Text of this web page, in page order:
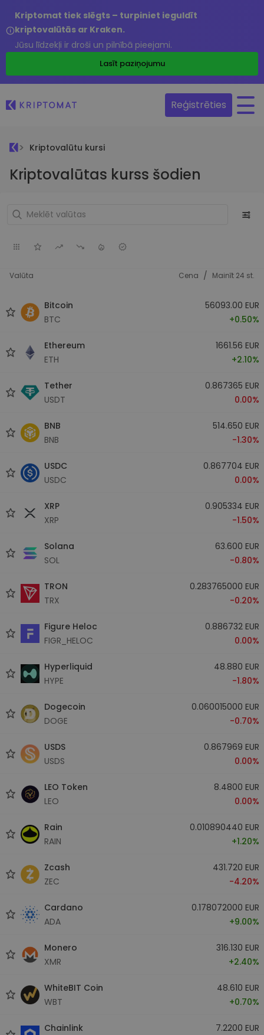
Kriptomat tiek slēgts – turpiniet ieguldīt
kriptovalūtās ar Kraken.
Jūsu līdzekļi ir droši un pilnībā pieejami.
Lasīt paziņojumu
Reģistrēties
Kriptovalūtu kursi
Kriptovalūtas kurss šodien
Valūta Cena / Mainīt 24 st.
Bitcoin
BTC
56093.00 EUR
+0.50%
Ethereum
ETH
1661.56 EUR
+2.10%
Tether
USDT
0.867365 EUR
0.00%
BNB
BNB
514.650 EUR
-1.30%
USDC
USDC
0.867704 EUR
0.00%
XRP
XRP
0.905334 EUR
-1.50%
Solana
SOL
63.600 EUR
-0.80%
TRON
TRX
0.283765000 EUR
-0.20%
Figure Heloc
FIGR_HELOC
0.886732 EUR
0.00%
Hyperliquid
HYPE
48.880 EUR
-1.80%
Dogecoin
DOGE
0.060015000 EUR
-0.70%
USDS
USDS
0.867969 EUR
0.00%
LEO Token
LEO
8.4800 EUR
0.00%
Rain
RAIN
0.010890440 EUR
+1.20%
Zcash
ZEC
431.720 EUR
-4.20%
Cardano
ADA
0.178072000 EUR
+9.00%
Monero
XMR
316.130 EUR
+2.40%
WhiteBIT Coin
WBT
48.610 EUR
+0.70%
Chainlink
7.2200 EUR